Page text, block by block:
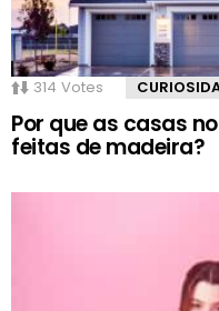
314 Votes
Por que as casas
feitas de madeira?